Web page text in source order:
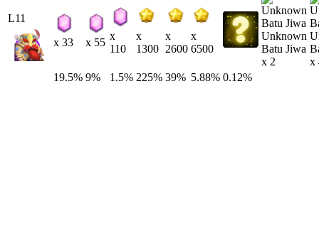
L11
x 33 x 55
x
110
x
1300
x
2600
x
6500
Unknown
Batu Jiwa
x 2
x
19.5% 9% 1.5% 225% 39% 5.88% 0.12%